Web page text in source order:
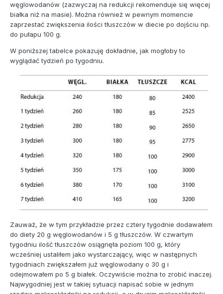
węglowodanów (zazwyczaj na redukcji rekomenduje się więcej
białka niż na masie). Można również w pewnym momencie
zaprzestać zwiększenia ilości tłuszczów w diecie po dojściu np.
do pułapu 100 g.
W poniższej tabelce pokazuję dokładnie, jak mogłoby to
wyglądać tydzień po tygodniu.
Zauważ, że w tym przykładzie przez cztery tygodnie dodawałem
do diety 20 g węglowodanów i 5 g tłuszczów. W czwartym
tygodniu ilość tłuszczów osiągnęła poziom 100 g, który
wcześniej ustaliłem jako wystarczający, więc w następnych
tygodniach zwiększałem już węglowodany o 30 g i
odejmowałem po 5 g białek. Oczywiście można to zrobić inaczej.
Najwygodniej jest w takiej sytuacji napisać sobie w jednym